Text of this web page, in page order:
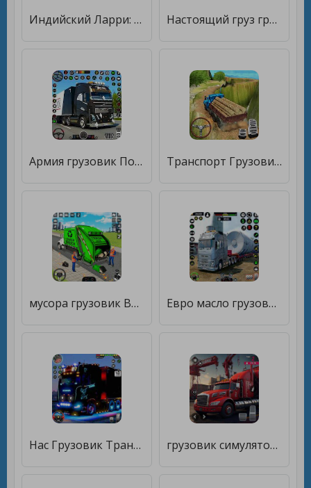
Индийский Ларри: 3д Грузовик [Мод меню] Настоящий груз грузовик игра [Много монет]
Армия грузовик Подбирать сим [Много монет] Транспорт Грузовик Водить [Бесплатные покупки]
мусора грузовик Водитель симул [Много монет] Евро масло грузовик груз [Много монет]
Нас Грузовик Транспорт Игры 3d [Мод меню] грузовик симулятор европа [Много монет]